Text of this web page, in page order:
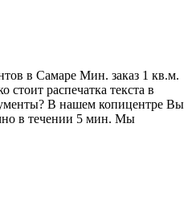
в Самаре Мин. заказ 1 кв.м.
стоит распечатка текста в
В нашем копицентре Вы
в течении 5 мин. Мы